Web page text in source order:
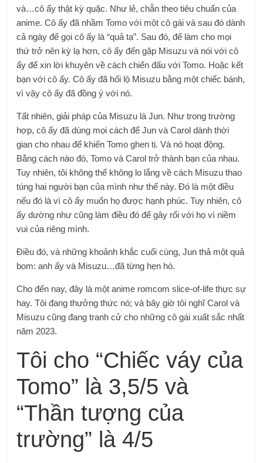
và…cô ấy thật kỳ quặc. Như lẻ, chẵn theo tiêu chuẩn của
anime. Cô ấy đã nhầm Tomo với một cô gái và sau đó dành
cả ngày để gọi cô ấy là “quả tạ”. Sau đó, để làm cho mọi
thứ trở nên kỳ lạ hơn, cô ấy đến gặp Misuzu và nói với cô
ấy để xin lời khuyên về cách chiến đấu với Tomo. Hoặc kết
bạn với cô ấy. Cô ấy đã hối lộ Misuzu bằng một chiếc bánh,
vì vậy cô ấy đã đồng ý với nó.
Tất nhiên, giải pháp của Misuzu là Jun. Như trong trường
hợp, cô ấy đã dùng mọi cách để Jun và Carol dành thời
gian cho nhau để khiến Tomo ghen tị. Và nó hoạt động.
Bằng cách nào đó, Tomo và Carol trở thành bạn của nhau.
Tuy nhiên, tôi không thể không lo lắng về cách Misuzu thao
túng hai người bạn của mình như thế này. Đó là một điều
nếu đó là vì cô ấy muốn họ được hạnh phúc. Tuy nhiên, cô
ấy dường như cũng làm điều đó để gây rối với họ vì niềm
vui của riêng mình.
Điều đó, và những khoảnh khắc cuối cùng, Jun thả một quả
bom: anh ấy và Misuzu…đã từng hẹn hò.
Cho đến nay, đây là một anime romcom slice-of-life thực sự
hay. Tôi đang thưởng thức nó; và bây giờ tôi nghĩ Carol và
Misuzu cũng đang tranh cử cho những cô gái xuất sắc nhất
năm 2023.
Tôi cho “Chiếc váy của
Tomo” là 3,5/5 và
“Thần tượng của
trường” là 4/5